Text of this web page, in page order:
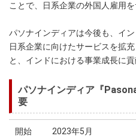
ことで、日系企業の外国人雇用を
パソナインディアは今後も、イ
日系企業に向けたサービスを拡
と、インドにおける事業成長に貢
パソナインディア『
要
開始 2023年5月